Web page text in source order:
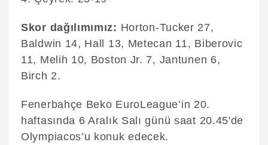
Skor dağılımımız: Horton-Tucker 27,
Baldwin 14, Hall 13, Metecan 11, Biberovic
11, Melih 10, Boston Jr. 7, Jantunen 6,
Birch 2.
Fenerbahçe Beko EuroLeague’in 20.
haftasında 6 Aralık Salı günü saat 20.45'de
Olympiacos’u konuk edecek.